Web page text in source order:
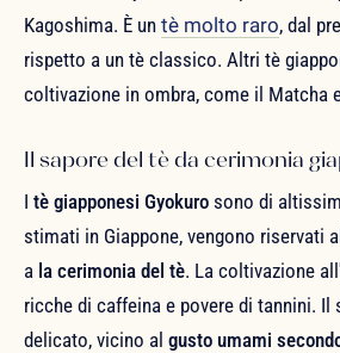
Kagoshima. È un tè molto raro, dal
rispetto a un tè classico. Altri tè
coltivazione in ombra, come il Matcha
Il sapore del tè da cerimonia
I tè giapponesi Gyokuro sono di
stimati in Giappone, vengono riservati
a la cerimonia del tè. La coltivazione
ricche di caffeina e povere di tannini. Il
delicato, vicino al gusto umami